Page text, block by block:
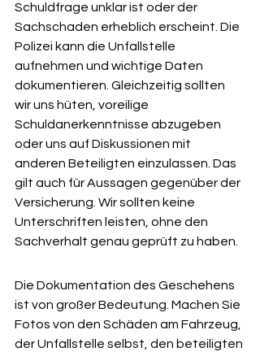
Schuldfrage unklar ist oder der
Sachschaden erheblich erscheint. Die
Polizei kann die Unfallstelle
aufnehmen und wichtige Daten
dokumentieren. Gleichzeitig sollten
wir uns hüten, voreilige
Schuldanerkenntnisse abzugeben
oder uns auf Diskussionen mit
anderen Beteiligten einzulassen. Das
gilt auch für Aussagen gegenüber der
Versicherung. Wir sollten keine
Unterschriften leisten, ohne den
Sachverhalt genau geprüft zu haben.
Die Dokumentation des Geschehens
ist von großer Bedeutung. Machen Sie
Fotos von den Schäden am Fahrzeug,
der Unfallstelle selbst, den beteiligten